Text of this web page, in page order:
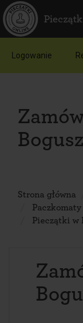
Logowanie
Strona główna
Pieczątki w